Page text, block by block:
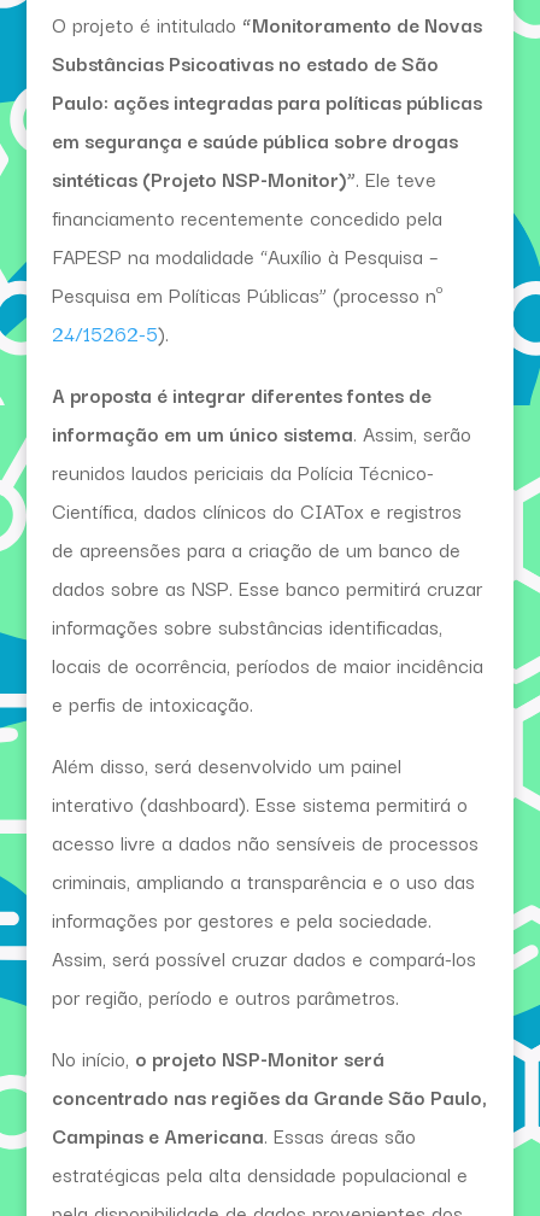
O projeto é intitulado “Monitoramento de Novas
Substâncias Psicoativas no estado de São
Paulo: ações integradas para políticas públicas
em segurança e saúde pública sobre drogas
sintéticas (Projeto NSP-Monitor)”. Ele teve
financiamento recentemente concedido pela
FAPESP na modalidade “Auxílio à Pesquisa –
Pesquisa em Políticas Públicas” (processo nº
24/15262-5).
A proposta é integrar diferentes fontes de
informação em um único sistema. Assim, serão
reunidos laudos periciais da Polícia Técnico-
Científica, dados clínicos do CIATox e registros
de apreensões para a criação de um banco de
dados sobre as NSP. Esse banco permitirá cruzar
informações sobre substâncias identificadas,
locais de ocorrência, períodos de maior incidência
e perfis de intoxicação.
Além disso, será desenvolvido um painel
interativo (dashboard). Esse sistema permitirá o
acesso livre a dados não sensíveis de processos
criminais, ampliando a transparência e o uso das
informações por gestores e pela sociedade.
Assim, será possível cruzar dados e compará-los
por região, período e outros parâmetros.
No início, o projeto NSP-Monitor será
concentrado nas regiões da Grande São Paulo,
Campinas e Americana. Essas áreas são
estratégicas pela alta densidade populacional e